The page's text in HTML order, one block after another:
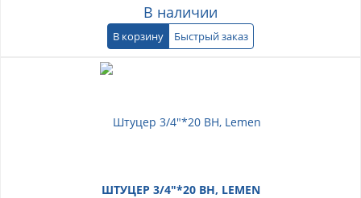
В наличии
В корзину Быстрый заказ
ШТУЦЕР 3/4"*20 ВН, LEMEN